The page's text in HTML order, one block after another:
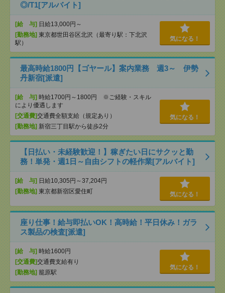
◎/T1[アルバイト]
[給 与] 日給13,000円～
[勤務地] 東京都世田谷区北沢（最寄り駅：下北沢
駅）
気になる！
最高時給1800円【ゴヤール】案内業務 週3～ 伊勢
丹新宿[派遣]
[給 与] 時給1700円～1800円 ※ご経験・スキル
により優遇します
[交通費]交通費全額支給（規定あり）
[勤務地] 新宿三丁目駅から徒歩2分
気になる！
【日払い・未経験歓迎！】稼ぎたい日にサクッと勤
務！単発・週1日～自由シフトの軽作業[アルバイト]
[給 与] 日給10,305円～37,204円
[勤務地] 東京都新宿区愛住町 気になる！
座り仕事！給与即払いOK！高時給！平日休み！ガラ
ス製品の検査[派遣]
[給 与] 時給1600円
[交通費]交通費支給有り
[勤務地] 籠原駅
気になる！